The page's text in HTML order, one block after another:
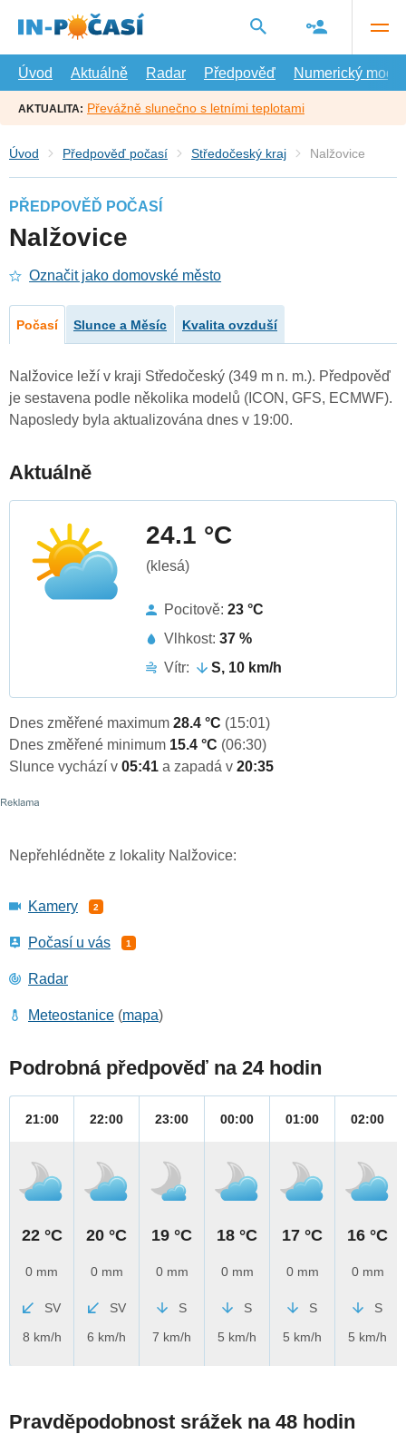
hlavní
Úvod
Aktuálně Radar Předpověď Numerický model
AKTUALITA: Převážně slunečno s letními teplotami
Úvod Předpověď počasí Středočeský kraj Nalžovice
PŘEDPOVĚĎ POČASÍ
Nalžovice
Označit jako domovské město
Počasí Slunce a Měsíc Kvalita ovzduší
Nalžovice leží v kraji Středočeský (349 m n. m.). Předpověď
je sestavena podle několika modelů (ICON, GFS, ECMWF).
Naposledy byla aktualizována dnes v 19:00.
Aktuálně
24.1 °C
(klesá)
Pocitově: 23 °C
Vlhkost: 37 %
Vítr:
S, 10 km/h
Dnes změřené maximum 28.4 °C (15:01)
Dnes změřené minimum 15.4 °C (06:30)
Slunce vychází v 05:41 a zapadá v 20:35
Nepřehlédněte z lokality Nalžovice:
Kamery 2
Počasí u vás 1
Radar
Meteostanice (mapa)
Podrobná předpověď na 24 hodin
21:00
22 °C
0 mm
SV
8 km/h
22:00
20 °C
0 mm
SV
6 km/h
23:00
19 °C
0 mm
S
7 km/h
00:00
18 °C
0 mm
S
5 km/h
01:00
17 °C
0 mm
S
5 km/h
02:00
16 °C
0 mm
S
5 km/h
Pravděpodobnost srážek na 48 hodin